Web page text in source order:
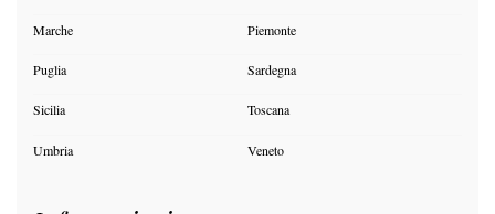
Marche Piemonte
Puglia Sardegna
Sicilia Toscana
Umbria Veneto